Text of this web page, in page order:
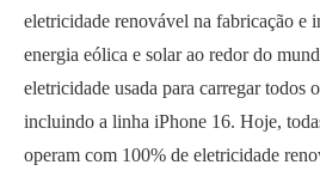
eletricidade renovável na fabricação e
energia eólica e solar ao redor do
eletricidade usada para carregar todos
incluindo a linha iPhone 16. Hoje,
operam com 100% de eletricidade